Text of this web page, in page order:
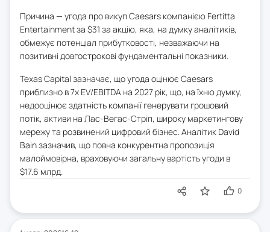
Причина — угода про викуп Caesars компанією Fertitta
Entertainment за $31 за акцію, яка, на думку аналітиків,
обмежує потенціал прибутковості, незважаючи на
позитивні довгострокові фундаментальні показники.
Texas Capital зазначає, що угода оцінює Caesars
приблизно в 7x EV/EBITDA на 2027 рік, що, на їхню думку,
недооцінює здатність компанії генерувати грошовий
потік, активи на Лас-Вегас-Стріп, широку маркетингову
мережу та розвинений цифровий бізнес. Аналітик David
Bain зазначив, що повна конкурентна пропозиція
малоймовірна, враховуючи загальну вартість угоди в
$17.6 млрд.
0